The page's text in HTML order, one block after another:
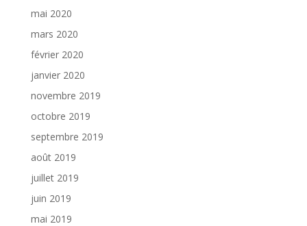
mai 2020
mars 2020
février 2020
janvier 2020
novembre 2019
octobre 2019
septembre 2019
août 2019
juillet 2019
juin 2019
mai 2019